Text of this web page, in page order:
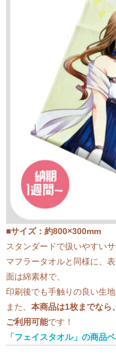
■サイズ：約800×300mm
スタンダードで扱いやすい
マフラータオルと同様に、
面は綿素材で、
印刷後でも手触りの良い生地
また、 本商品は1枚までなら
ご利用可能です！
「フェイスタオル」の商品